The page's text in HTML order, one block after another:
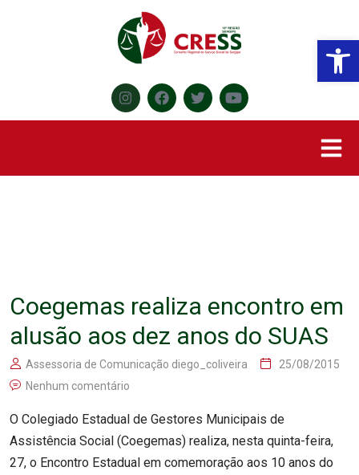
Coegemas realiza encontro em
alusão aos dez anos do SUAS
Assessoria de Comunicação diego_coliveira
25/08/2015
Nenhum comentário
O Colegiado Estadual de Gestores Municipais de
Assistência Social (Coegemas) realiza, nesta quinta-feira,
27, o Encontro Estadual em comemoração aos 10 anos do